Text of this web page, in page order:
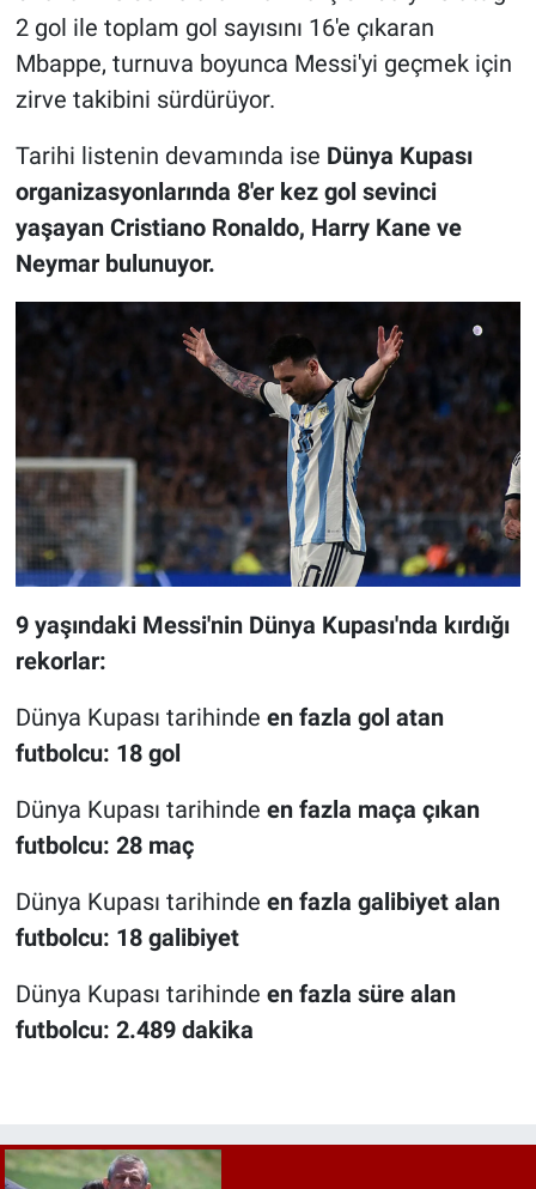
2 gol ile toplam gol sayısını 16'e çıkaran
Mbappe, turnuva boyunca Messi'yi geçmek için
zirve takibini sürdürüyor.
Tarihi listenin devamında ise Dünya Kupası
organizasyonlarında 8'er kez gol sevinci
yaşayan Cristiano Ronaldo, Harry Kane ve
Neymar bulunuyor.
9 yaşındaki Messi'nin Dünya Kupası'nda kırdığı
rekorlar:
Dünya Kupası tarihinde en fazla gol atan
futbolcu: 18 gol
Dünya Kupası tarihinde en fazla maça çıkan
futbolcu: 28 maç
Dünya Kupası tarihinde en fazla galibiyet alan
futbolcu: 18 galibiyet
Dünya Kupası tarihinde en fazla süre alan
futbolcu: 2.489 dakika